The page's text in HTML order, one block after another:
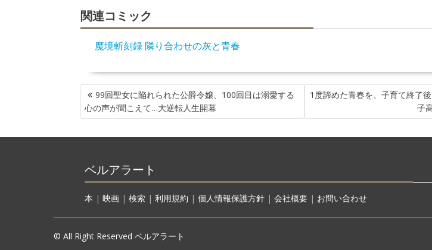
関連コミック
魔境斬刻録 隣り合わせの灰と青春
投
稿
ナ
ゲ
シ
ョ
ン
99回聖女に陥れられた公爵令嬢、100回目は溺愛する
心の声が聞こえて…大逆転人生開幕
1度諦めた青春を、子育て終了
子
ベルアラート
本 | 映画| 検索| 利用規約 | 個人情報保護方針| 会社概要| お問い合わせ
© All Right Reserved ベルアラート